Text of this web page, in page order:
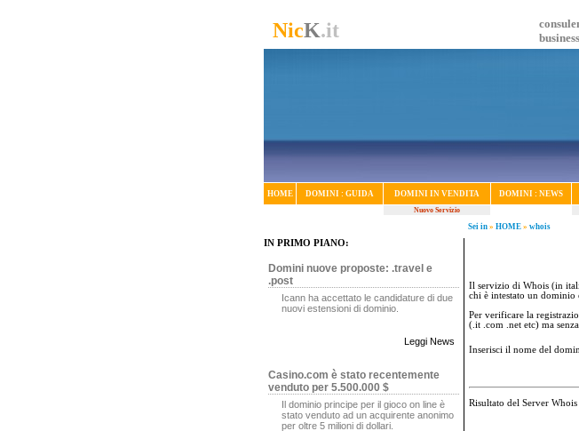
NicK.it
HOME DOMINI : GUIDA DOMINI IN VENDITA DOMINI : NEWS
Nuovo Servizio
Sei in » HOME » whois
IN PRIMO PIANO:
Domini nuove proposte: .travel e
.post
Icann ha accettato le candidature di due
nuovi estensioni di dominio.
Leggi News
Casino.com è stato recentemente
venduto per 5.500.000 $
Il dominio principe per il gioco on line è
stato venduto ad un acquirente anonimo
per oltre 5 milioni di dollari.
Il servizio di Whois (in
chi è intestato un dominio
Per verificare la
(.it .com .net etc) ma
Inserisci il nome del
Risultato del Server Whois